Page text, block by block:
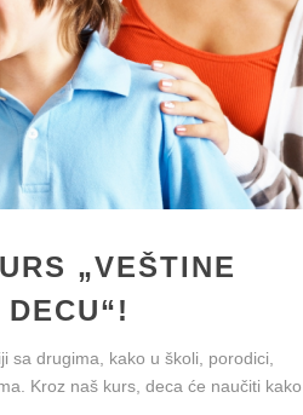
„VEŠTINE
sa drugima, kako u školi, porodici,
Kroz naš kurs, deca će naučiti